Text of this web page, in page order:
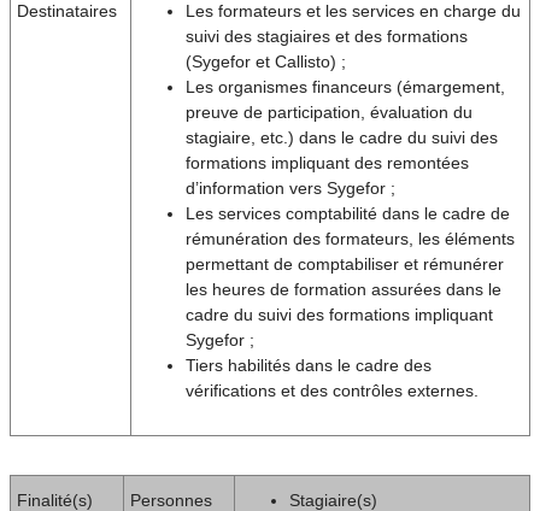
Destinataires
Les formateurs et les services en charge du
suivi des stagiaires et des formations
(Sygefor et Callisto) ;
Les organismes financeurs (émargement,
preuve de participation, évaluation du
stagiaire, etc.) dans le cadre du suivi des
formations impliquant des remontées
d’information vers Sygefor ;
Les services comptabilité dans le cadre de
rémunération des formateurs, les éléments
permettant de comptabiliser et rémunérer
les heures de formation assurées dans le
cadre du suivi des formations impliquant
Sygefor ;
Tiers habilités dans le cadre des
vérifications et des contrôles externes.
Finalité(s)
Personnes
Stagiaire(s)